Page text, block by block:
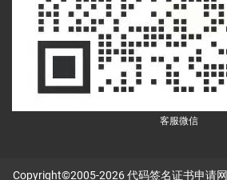
客服微信
Copyright©2005-2026代码签名证书申请网